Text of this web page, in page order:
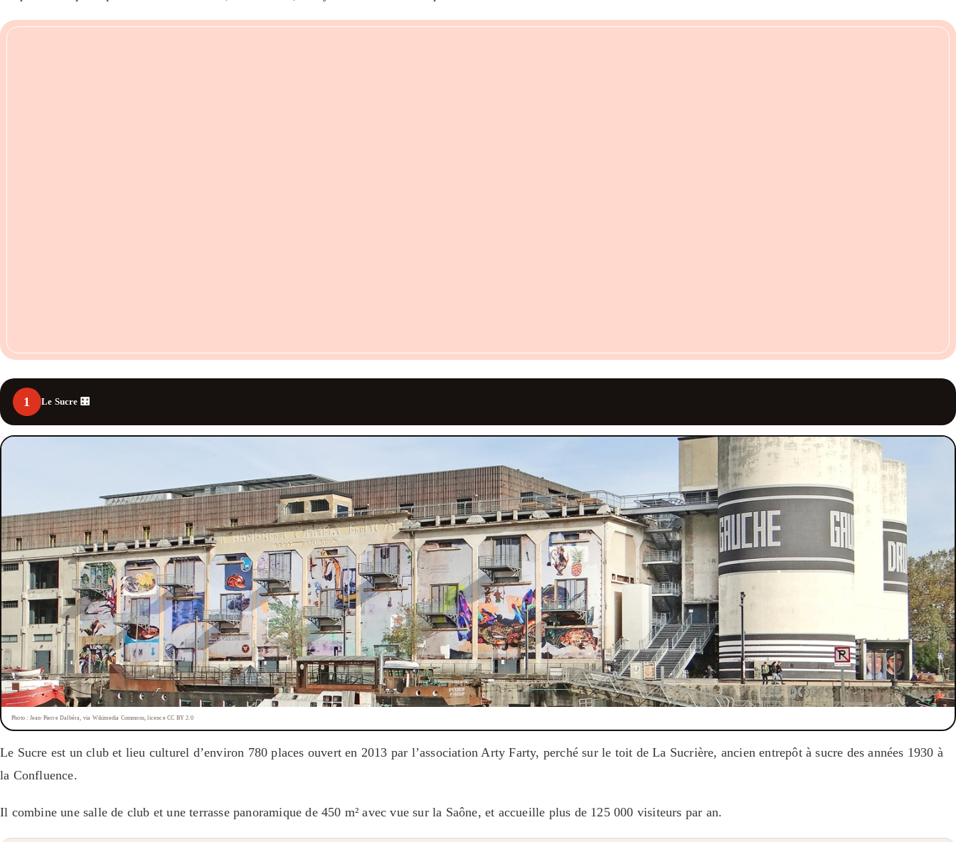
1 Le Sucre 🎛️
Photo : Jean-Pierre Dalbéra, via Wikimedia Commons, licence CC BY 2.0
Le Sucre est un club et lieu culturel d’environ 780 places ouvert en 2013 par l’association Arty Farty, perché sur le toit de La Sucrière, ancien entrepôt à sucre des années 1930 à
la Confluence.
Il combine une salle de club et une terrasse panoramique de 450 m² avec vue sur la Saône, et accueille plus de 125 000 visiteurs par an.